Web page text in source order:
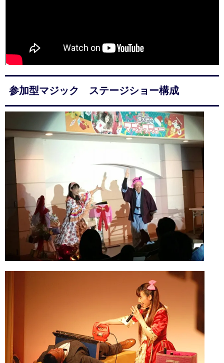
参加型マジック ステージショー構成